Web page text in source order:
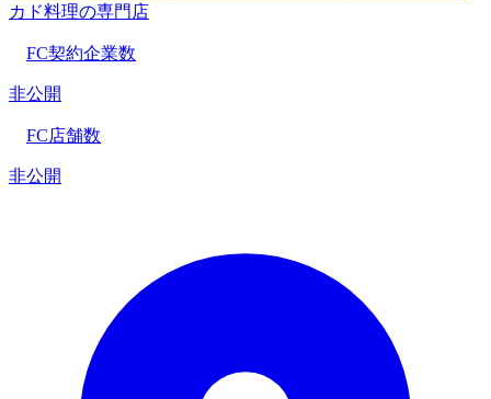
カド料理の専門店
FC契約企業数
非公開
FC店舗数
非公開